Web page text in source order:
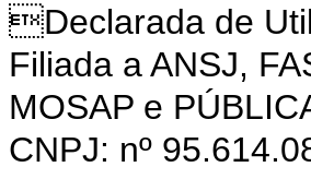
Declarada de
Filiada a ANSJ,
MOSAP e
CNPJ: nº